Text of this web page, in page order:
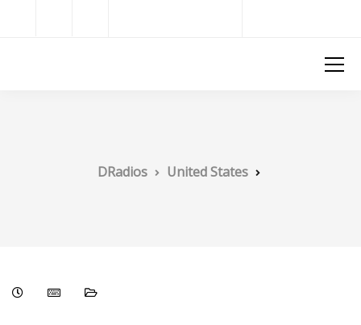
DRadios United States